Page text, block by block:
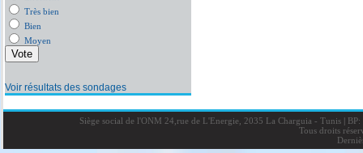
Très bien
Bien
Moyen
Voir résultats des sondages
Siège social de l'ONM 24,rue de L'Energie, 2035 La Charguia - Tunis |BP:
Tous droits